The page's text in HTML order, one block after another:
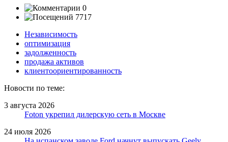
0
7717
Независимость
оптимизация
задолженность
продажа активов
клиентоориентированность
Новости по теме:
3 августа 2026
Foton укрепил дилерскую сеть в Москве
24 июля 2026